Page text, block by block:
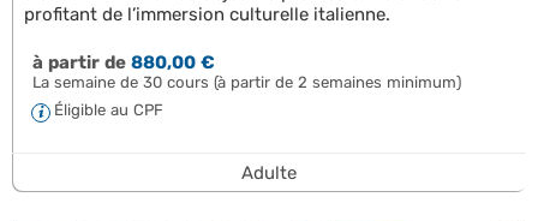
profitant de l’immersion culturelle italienne.
à partir de880,00 €
La semaine de 30 cours (à partir de 2 semaines minimum)
Éligible au CPF
Adulte